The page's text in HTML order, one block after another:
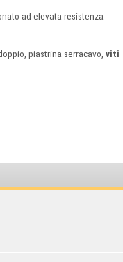
ad elevata resistenza
piastrina serracavo,viti